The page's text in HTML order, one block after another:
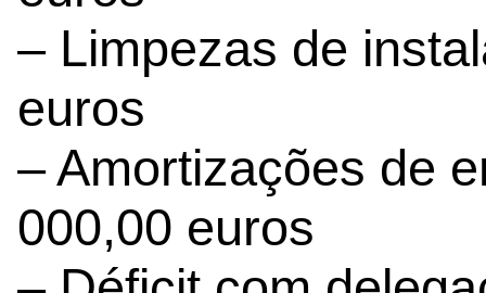
– Limpezas de
euros
– Amortizações de
000,00 euros